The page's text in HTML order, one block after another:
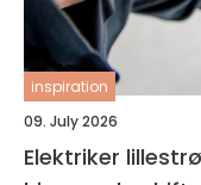
inspiration
09. July 2026
Elektriker lillestrøm trygg og moderne